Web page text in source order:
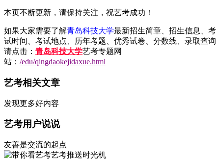
本页不断更新，请保持关注，祝艺考成功！
如果大家需要了解青岛科技大学最新招生简章、招生信息、考
试时间、考试地点、历年考题、优秀试卷、分数线、录取查询
请点击： 青岛科技大学艺考专题网
站： /edu/qingdaokejidaxue.html
艺考相关文章
发现更多好内容
艺考用户说说
友善是交流的起点
艺考推送时光机